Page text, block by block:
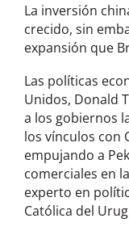
La inversión
crecido, sin
expansión que
Las políticas
Unidos, Donald
a los gobiernos
los vínculos con
empujando a
comerciales en
experto en
Católica del